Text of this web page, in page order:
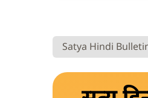
Satya Hindi